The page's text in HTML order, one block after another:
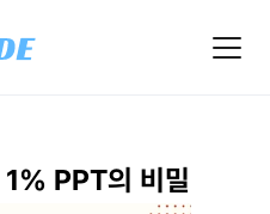
1% PPT의 비밀